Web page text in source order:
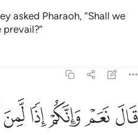
asked Pharaoh, “Shall we
قال نعم وانكم اذا لمن المقربين ٤٢
قَالَ نَعَمْ وَإِنَّكُمْ إِذًۭا لَّمِنَ
ﱖﱗﱘﱙﱚ